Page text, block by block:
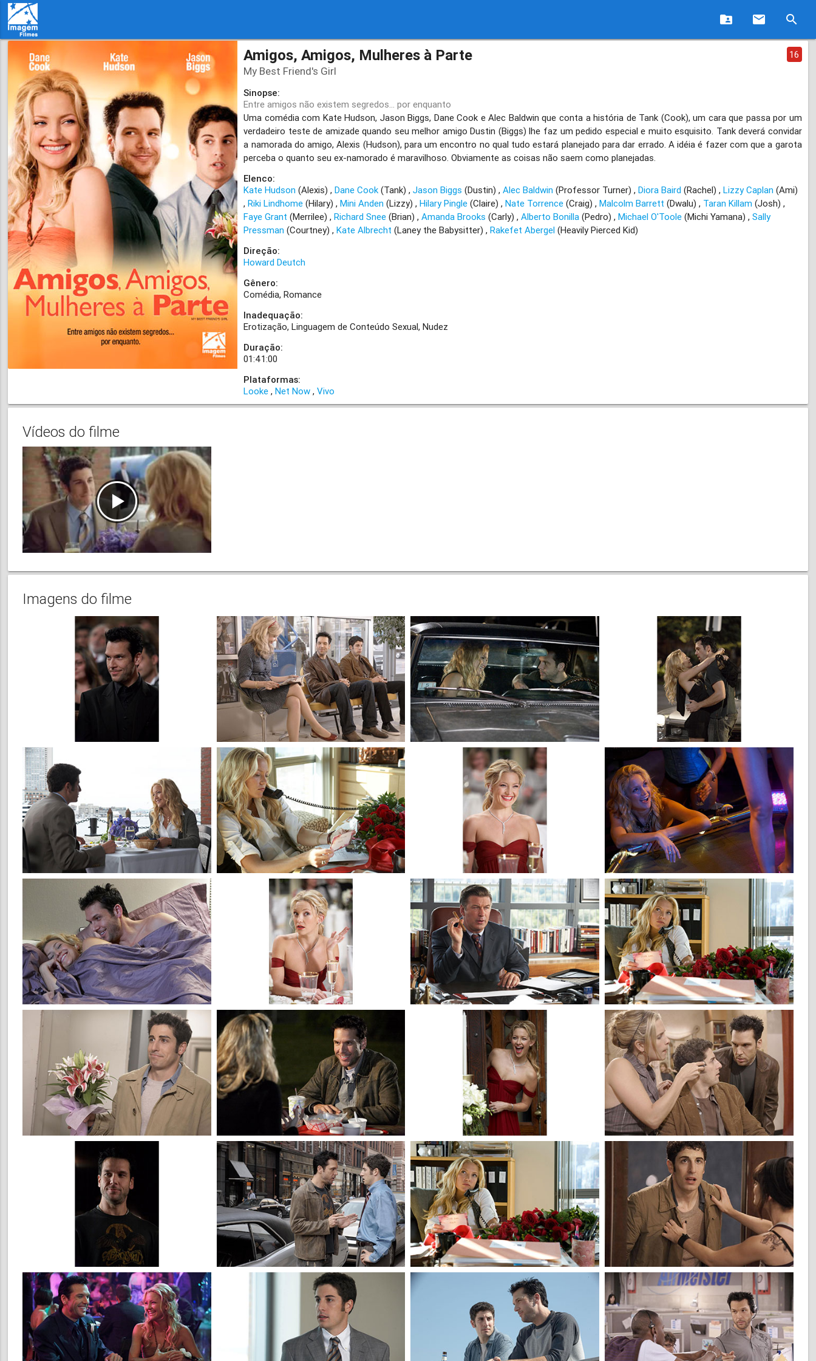
folder_shared email search
Amigos, Amigos, Mulheres à Parte 16
My Best Friend's Girl
Sinopse:
Entre amigos não existem segredos... por enquanto
Uma comédia com Kate Hudson, Jason Biggs, Dane Cook e Alec Baldwin que conta a história de Tank (Cook), um cara que passa por um
verdadeiro teste de amizade quando seu melhor amigo Dustin (Biggs) lhe faz um pedido especial e muito esquisito. Tank deverá convidar
a namorada do amigo, Alexis (Hudson), para um encontro no qual tudo estará planejado para dar errado. A idéia é fazer com que a garota
perceba o quanto seu ex-namorado é maravilhoso. Obviamente as coisas não saem como planejadas.
Elenco:
Kate Hudson (Alexis) Dane Cook (Tank) Jason Biggs (Dustin) Alec Baldwin (Professor Turner) Diora Baird (Rachel) Lizzy Caplan (Ami)
Riki Lindhome (Hilary) Mini Anden (Lizzy) Hilary Pingle (Claire) Nate Torrence (Craig) Malcolm Barrett (Dwalu) Taran Killam (Josh)
Faye Grant (Merrilee) Richard Snee (Brian) Amanda Brooks (Carly) Alberto Bonilla (Pedro) Michael O'Toole (Michi Yamana) Sally
Pressman (Courtney) Kate Albrecht (Laney the Babysitter) Rakefet Abergel (Heavily Pierced Kid)
Direção:
Howard Deutch
Gênero:
Comédia Romance
Inadequação:
Erotização Linguagem de Conteúdo Sexual Nudez
Duração:
01:41:00
Plataformas:
Looke
Net Now Vivo
Vídeos do filme
Imagens do filme